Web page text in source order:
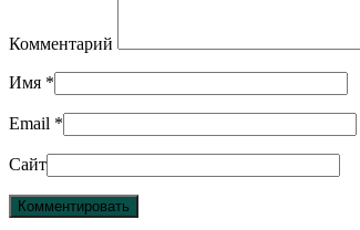
Комментарий
Имя *
Email *
Сайт